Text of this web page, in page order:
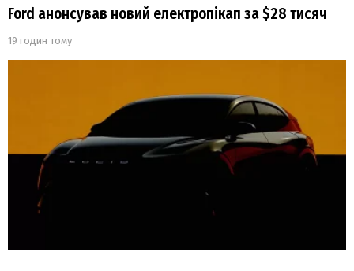
Ford анонсував новий електропікап за $28 тисяч
19 годин тому